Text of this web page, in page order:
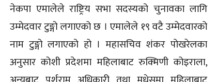
नेकपा एमालेले राष्ट्रिय सभा सदस्यको चुनावका लागि
उम्मेदवार टुङ्गो लगाएको छ । एमालेले १९ वटै उम्मेदवारको
नाम टुङ्गो लगाएको हो । महासचिव शंकर पोखरेलका
अनुसार कोशी प्रदेशमा महिलाबाट रुक्मिणी कोइराला,